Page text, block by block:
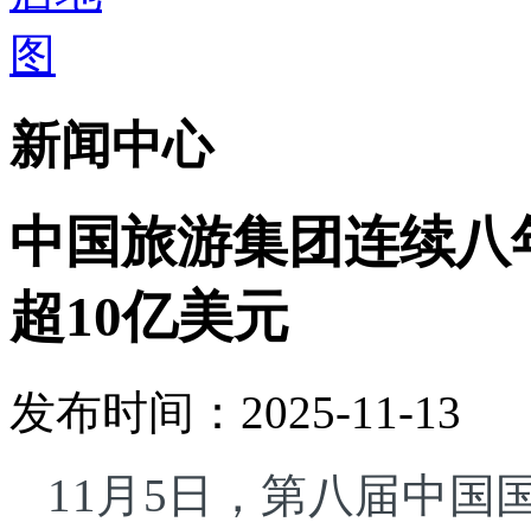
新闻中心
中国旅游集团连续
超10亿美元
发布时间：2025-11-13
11月5日，第八届中国